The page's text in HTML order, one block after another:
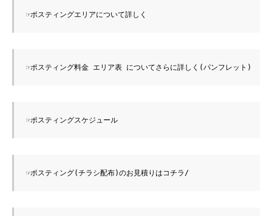
☞ポスティングエリアについて詳しく
☞ポスティング料金 エリア表 についてさらに詳しく(パンフレット)
☞ポスティングスケジュール
☞ポスティング(チラシ配布)のお見積りはコチラ /